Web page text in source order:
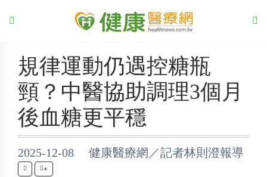
規律運動仍遇控糖瓶
頸？中醫協助調理3個月
後血糖更平穩
2025-12-08 健康醫療網／記者林則澄報導
+